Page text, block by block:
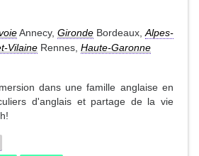
Annecy, Gironde Bordeaux, Alpes-
Vilaine Rennes, Haute-Garonne
dans une famille anglaise en
d'anglais et partage de la vie